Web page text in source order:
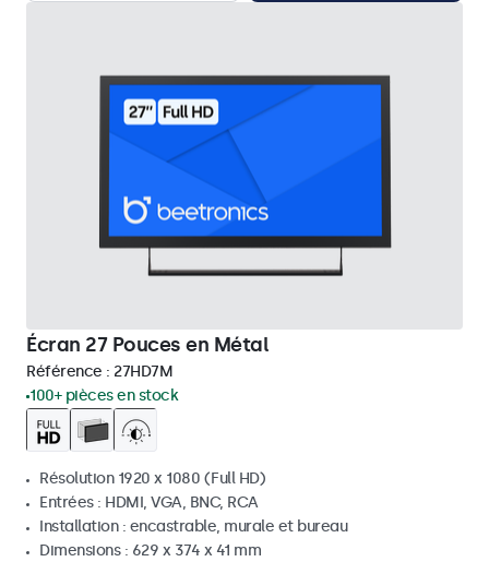
Écran 27 Pouces en Métal
Référence : 27HD7M
100+ pièces en stock
Résolution 1920 x 1080 (Full HD)
Entrées : HDMI, VGA, BNC, RCA
Installation : encastrable, murale et bureau
Dimensions : 629 x 374 x 41 mm